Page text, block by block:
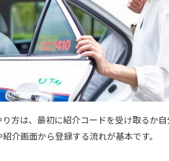
方は、最初に紹介コードを受け取るか
介画面から登録する流れが基本です。